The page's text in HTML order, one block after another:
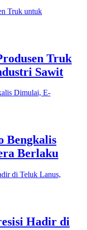
Truk
Sawit
Bengkalis
Berlaku
Hadir di